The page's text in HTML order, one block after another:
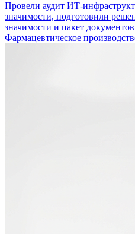
Провели аудит ИТ-
значимости, подготовили
значимости и пакет документов
Фармацевтическое